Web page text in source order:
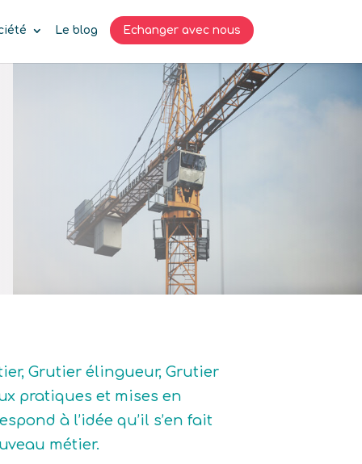
Le blog Echanger avec nous
Grutier élingueur, Grutier
pratiques et mises en
à l’idée qu’il s’en fait
métier.